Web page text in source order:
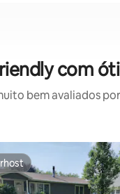
com
bem avaliados